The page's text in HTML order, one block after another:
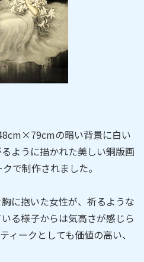
の暗い背景に白い
ように描かれた美しい銅版画
で制作されました。
に抱いた女性が、祈るような
る様子からは気高さが感じら
ィークとしても価値の高い、